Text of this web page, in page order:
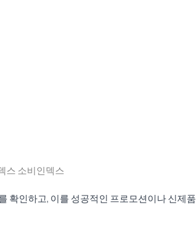
스 소비인덱스
확인하고, 이를 성공적인 프로모션이나 신제품